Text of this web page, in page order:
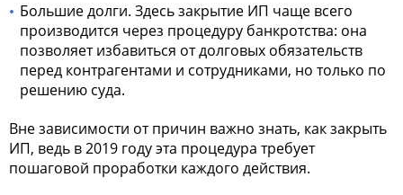
Большие долги. Здесь закрытие ИП чаще всего
производится через процедуру банкротства: она
позволяет избавиться от долговых обязательств
перед контрагентами и сотрудниками, но только по
решению суда.
Вне зависимости от причин важно знать, как закрыть
ИП, ведь в 2019 году эта процедура требует
пошаговой проработки каждого действия.